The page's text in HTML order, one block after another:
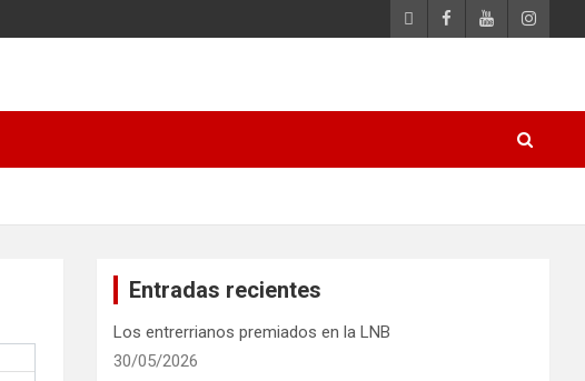
Entradas recientes
Los entrerrianos premiados en la LNB
30/05/2026